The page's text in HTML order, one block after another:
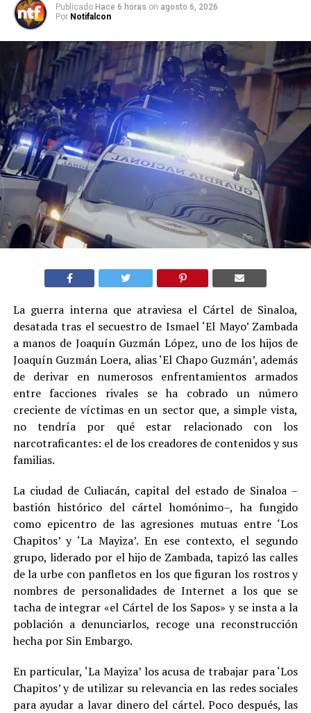
Publicado Hace 6 horas on agosto 6, 2026
Por Notifalcon
La guerra interna que atraviesa el Cártel de Sinaloa,
desatada tras el secuestro de Ismael ‘El Mayo’ Zambada
a manos de Joaquín Guzmán López, uno de los hijos de
Joaquín Guzmán Loera, alias ‘El Chapo Guzmán’, además
de derivar en numerosos enfrentamientos armados
entre facciones rivales se ha cobrado un número
creciente de víctimas en un sector que, a simple vista,
no tendría por qué estar relacionado con los
narcotraficantes: el de los creadores de contenidos y sus
familias.
La ciudad de Culiacán, capital del estado de Sinaloa –
bastión histórico del cártel homónimo–, ha fungido
como epicentro de las agresiones mutuas entre ‘Los
Chapitos’ y ‘La Mayiza’. En ese contexto, el segundo
grupo, liderado por el hijo de Zambada, tapizó las calles
de la urbe con panfletos en los que figuran los rostros y
nombres de personalidades de Internet a los que se
tacha de integrar «el Cártel de los Sapos» y se insta a la
población a denunciarlos, recoge una reconstrucción
hecha por Sin Embargo.
En particular, ‘La Mayiza’ los acusa de trabajar para ‘Los
Chapitos’ y de utilizar su relevancia en las redes sociales
para ayudar a lavar dinero del cártel. Poco después, las